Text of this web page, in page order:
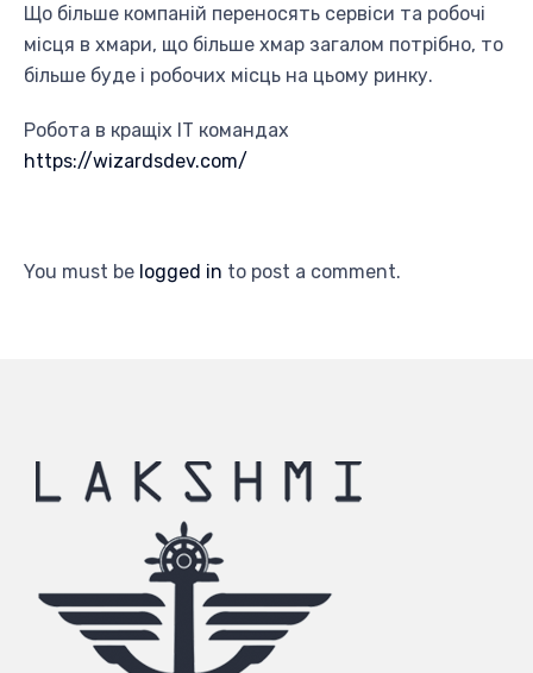
Що більше компаній переносять сервіси та робочі
місця в хмари, що більше хмар загалом потрібно, то
більше буде і робочих місць на цьому ринку.
Робота в кращіх IT командах
https://wizardsdev.com/
You must be logged in to post a comment.